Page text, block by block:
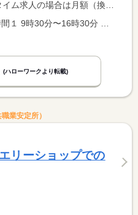
）、パート求人の場合は時間額を表示しています。
(ハローワークより転載)
業安定所）
リーショップでの